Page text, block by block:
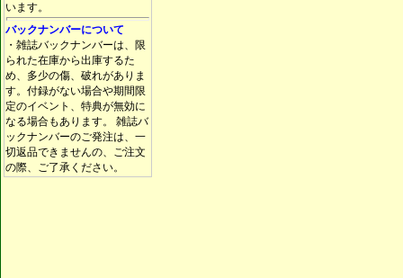
います。
バックナンバーについて
・雑誌バックナンバーは、限
られた在庫から出庫するた
め、多少の傷、破れがありま
す。付録がない場合や期間限
定のイベント、特典が無効に
なる場合もあります。 雑誌バ
ックナンバーのご発注は、一
切返品できませんの、ご注文
の際、ご了承ください。